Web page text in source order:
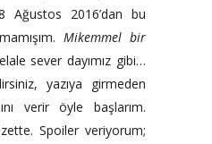
Ağustos 2016’dan bu
Mikemmel bir
sever dayımız gibi…
yazıya girmeden
verir öyle başlarım.
Spoiler veriyorum;